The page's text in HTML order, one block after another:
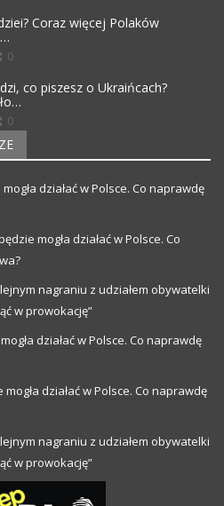
Coraz więcej Polaków
0
co piszesz o Ukraińcach?
0
mogła działać w Polsce. Co naprawdę
mogła działać w Polsce. Co
nagraniu z udziałem obywatelki
w prowokację”
działać w Polsce. Co naprawdę
mogła działać w Polsce. Co naprawdę
nagraniu z udziałem obywatelki
w prowokację”